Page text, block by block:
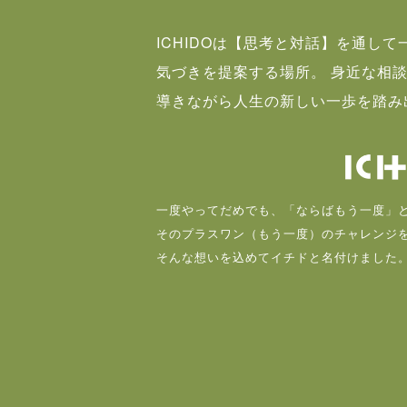
ICHIDOは【思考と対話】を通して
気づきを提案する場所。 身近な相
導きながら人生の新しい一歩を踏
一度やってだめでも、「ならばもう一度」
そのプラスワン（もう一度）のチャレンジ
そんな想いを込めてイチドと名付けました